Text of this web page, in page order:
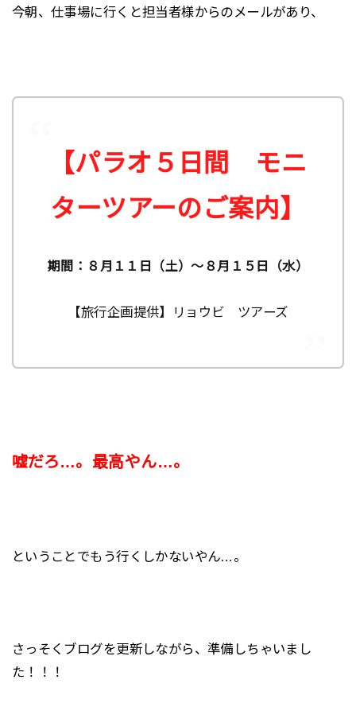
今朝、仕事場に行くと担当者様からのメールがあり、
【パラオ５日間 モニ
ターツアーのご案内】
期間：８月１１日（土）～８月１５日（水）
【旅行企画提供】リョウビ ツアーズ
嘘だろ…。最高やん…。
ということでもう行くしかないやん…。
さっそくブログを更新しながら、準備しちゃいまし
た！！！